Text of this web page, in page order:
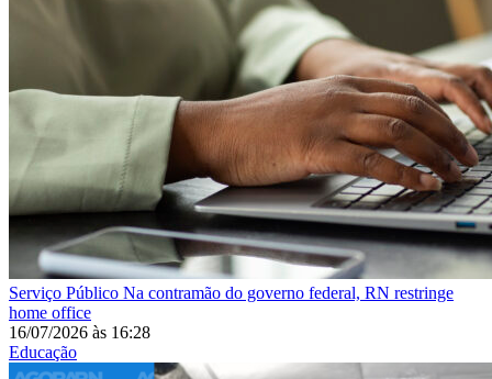
Serviço Público Na contramão do governo federal, RN restringe
home office
16/07/2026 às 16:28
Educação